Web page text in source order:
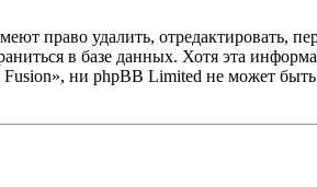
право удалить, отредактировать,
в базе данных. Хотя эта
ни phpBB Limited не может быть